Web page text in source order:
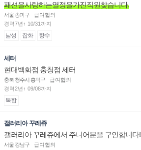
패션을사랑하는열정을가진직원찾습니다.
서울 송파구
급여협의
경력7년↑ 10/31까지
남성 잡화 향수
세터
현대백화점 충청점 세터
충북 청주시 흥덕구
급여협의
경력2년↑ 09/08까지
복합
갤러리아 꾸레쥬
갤러리아 꾸레쥬에서 주니어분을 구인합니다!
서울 강남구
급여협의